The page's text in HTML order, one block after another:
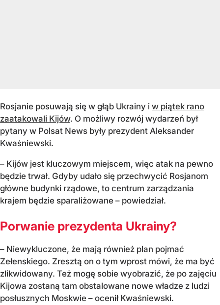
Rosjanie posuwają się w głąb Ukrainy i w piątek rano
zaatakowali Kijów. O możliwy rozwój wydarzeń był
pytany w Polsat News były prezydent Aleksander
Kwaśniewski.
– Kijów jest kluczowym miejscem, więc atak na pewno
będzie trwał. Gdyby udało się przechwycić Rosjanom
główne budynki rządowe, to centrum zarządzania
krajem będzie sparaliżowane – powiedział.
Porwanie prezydenta Ukrainy?
– Niewykluczone, że mają również plan pojmać
Zełenskiego. Zresztą on o tym wprost mówi, że ma być
zlikwidowany. Też mogę sobie wyobrazić, że po zajęciu
Kijowa zostaną tam obstalowane nowe władze z ludzi
posłusznych Moskwie – ocenił Kwaśniewski.